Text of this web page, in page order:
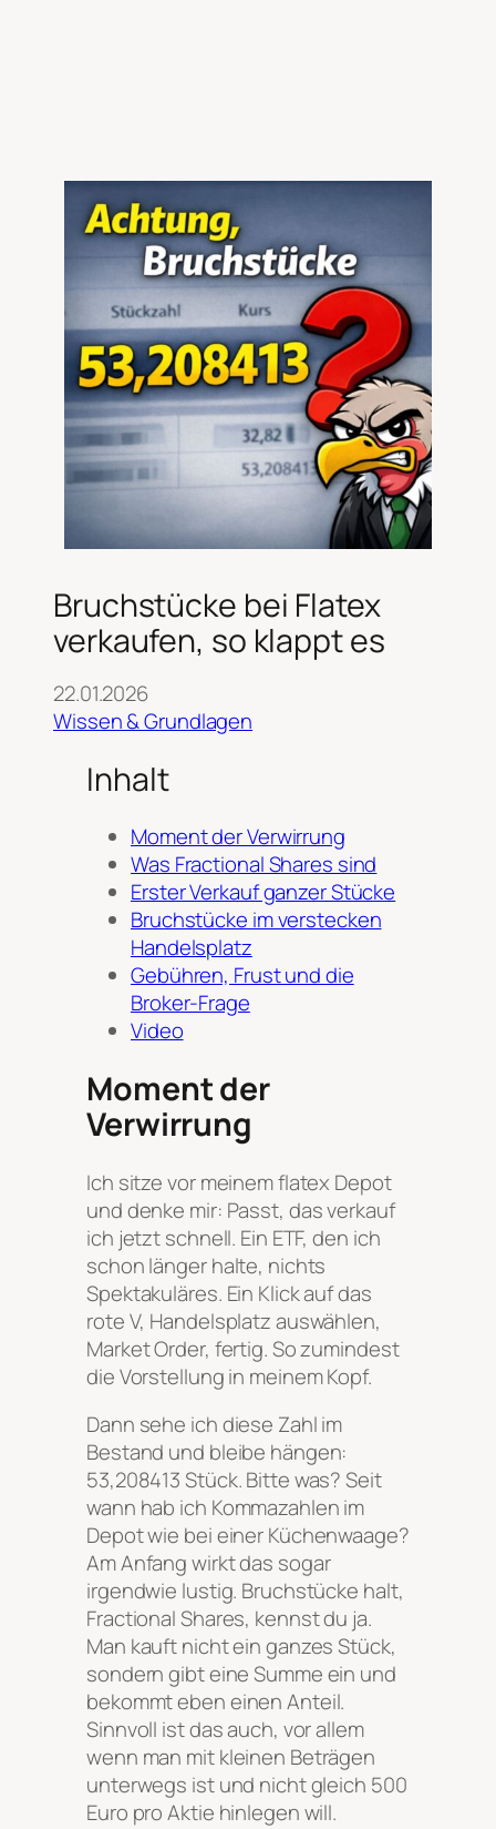
Bruchstücke bei Flatex
verkaufen, so klappt es
22.01.2026
Wissen & Grundlagen
Inhalt
Moment der Verwirrung
Was Fractional Shares sind
Erster Verkauf ganzer Stücke
Bruchstücke im verstecken
Handelsplatz
Gebühren, Frust und die
Broker-Frage
Video
Moment der
Verwirrung
Ich sitze vor meinem flatex Depot
und denke mir: Passt, das verkauf
ich jetzt schnell. Ein ETF, den ich
schon länger halte, nichts
Spektakuläres. Ein Klick auf das
rote V, Handelsplatz auswählen,
Market Order, fertig. So zumindest
die Vorstellung in meinem Kopf.
Dann sehe ich diese Zahl im
Bestand und bleibe hängen:
53,208413 Stück. Bitte was? Seit
wann hab ich Kommazahlen im
Depot wie bei einer Küchenwaage?
Am Anfang wirkt das sogar
irgendwie lustig. Bruchstücke halt,
Fractional Shares, kennst du ja.
Man kauft nicht ein ganzes Stück,
sondern gibt eine Summe ein und
bekommt eben einen Anteil.
Sinnvoll ist das auch, vor allem
wenn man mit kleinen Beträgen
unterwegs ist und nicht gleich 500
Euro pro Aktie hinlegen will.